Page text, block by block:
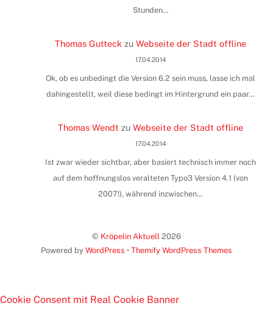
Stunden…
Thomas Gutteck zuWebseite der Stadt offline
17.04.2014
Ok, ob es unbedingt die Version 6.2 sein muss, lasse ich mal
dahingestellt, weil diese bedingt im Hintergrund ein paar…
Thomas Wendt zuWebseite der Stadt offline
17.04.2014
Ist zwar wieder sichtbar, aber basiert technisch immer noch
auf dem hoffnungslos veralteten Typo3 Version 4.1 (von
2007!), während inzwischen…
© Kröpelin Aktuell 2026
Powered by WordPress • Themify WordPress Themes
Cookie Consent mit Real Cookie Banner